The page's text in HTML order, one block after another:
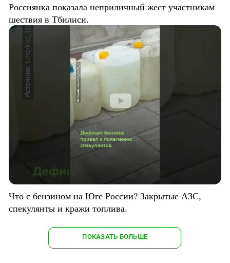
Россиянка показала неприличный жест участникам
шествия в Тбилиси.
Что с бензином на Юге России? Закрытые АЗС,
спекулянты и кражи топлива.
ПОКАЗАТЬ БОЛЬШЕ